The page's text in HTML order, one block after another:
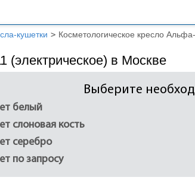
кушетки > Косметологическое кресло
(электрическое) в Москве
Выберите
белый
слоновая кость
серебро
по запросу